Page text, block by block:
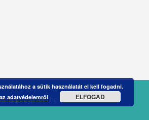
byOut the Box
a sütik használatát el kell fogadni.
adatvédelemről
ELFOGAD